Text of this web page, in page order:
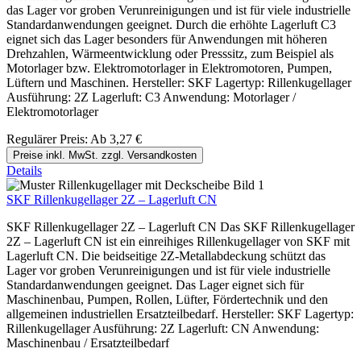
das Lager vor groben Verunreinigungen und ist für viele industrielle
Standardanwendungen geeignet. Durch die erhöhte Lagerluft C3
eignet sich das Lager besonders für Anwendungen mit höheren
Drehzahlen, Wärmeentwicklung oder Presssitz, zum Beispiel als
Motorlager bzw. Elektromotorlager in Elektromotoren, Pumpen,
Lüftern und Maschinen. Hersteller: SKF Lagertyp: Rillenkugellager
Ausführung: 2Z Lagerluft: C3 Anwendung: Motorlager /
Elektromotorlager
Regulärer Preis: Ab 3,27 €
Preise inkl. MwSt. zzgl. Versandkosten
Details
SKF Rillenkugellager 2Z – Lagerluft CN
SKF Rillenkugellager 2Z – Lagerluft CN Das SKF Rillenkugellager
2Z – Lagerluft CN ist ein einreihiges Rillenkugellager von SKF mit
Lagerluft CN. Die beidseitige 2Z-Metallabdeckung schützt das
Lager vor groben Verunreinigungen und ist für viele industrielle
Standardanwendungen geeignet. Das Lager eignet sich für
Maschinenbau, Pumpen, Rollen, Lüfter, Fördertechnik und den
allgemeinen industriellen Ersatzteilbedarf. Hersteller: SKF Lagertyp:
Rillenkugellager Ausführung: 2Z Lagerluft: CN Anwendung:
Maschinenbau / Ersatzteilbedarf